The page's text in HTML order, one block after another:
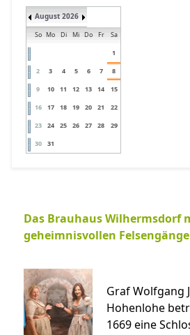
August 2026
So Mo Di Mi Do Fr
Sa
1
2
3 4 5 6 7
8
9
10 11 12 13 14
15
16
17 18 19 20 21
22
23
24 25 26 27 28
29
30
31
Das Brauhaus Wilhermsdorf
geheimnisvollen
Graf Wolfgang
Hohenlohe
1669 eine